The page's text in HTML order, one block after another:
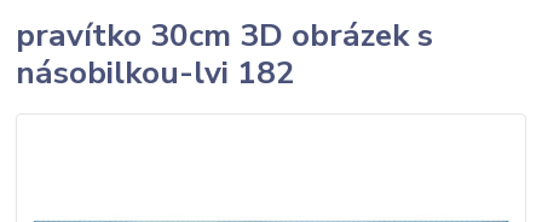
pravítko 30cm 3D obrázek s
násobilkou-lvi 182